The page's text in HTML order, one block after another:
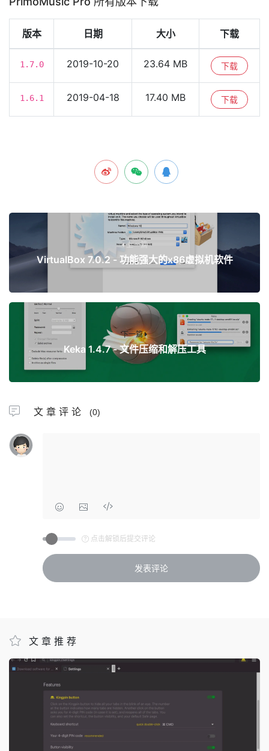
版本 日期 大小 下载
1.7.0 2019-10-20 23.64 MB 下载
1.6.1 2019-04-18 17.40 MB 下载
上一篇
VirtualBox 7.0.2 - 功能强大的x86虚拟机软件
下一篇
Keka 1.4.7 - 文件压缩和解压工具
文章评论 (0)
点击解锁后提交评论
文章推荐